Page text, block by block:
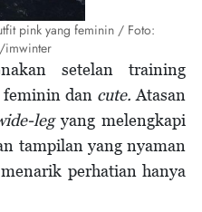
pink yang feminin / Foto:
imwinter
setelan training
feminin dan cute. Atasan
legyang melengkapi
tampilan yang nyaman
perhatian hanya